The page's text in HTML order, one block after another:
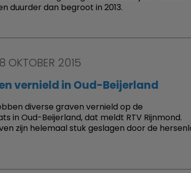
duurder dan begroot in 2013.
OKTOBER 2015
vernield in Oud-Beijerland
diverse graven vernield op de
in Oud-Beijerland, dat meldt RTV Rijnmond.
zijn helemaal stuk geslagen door de